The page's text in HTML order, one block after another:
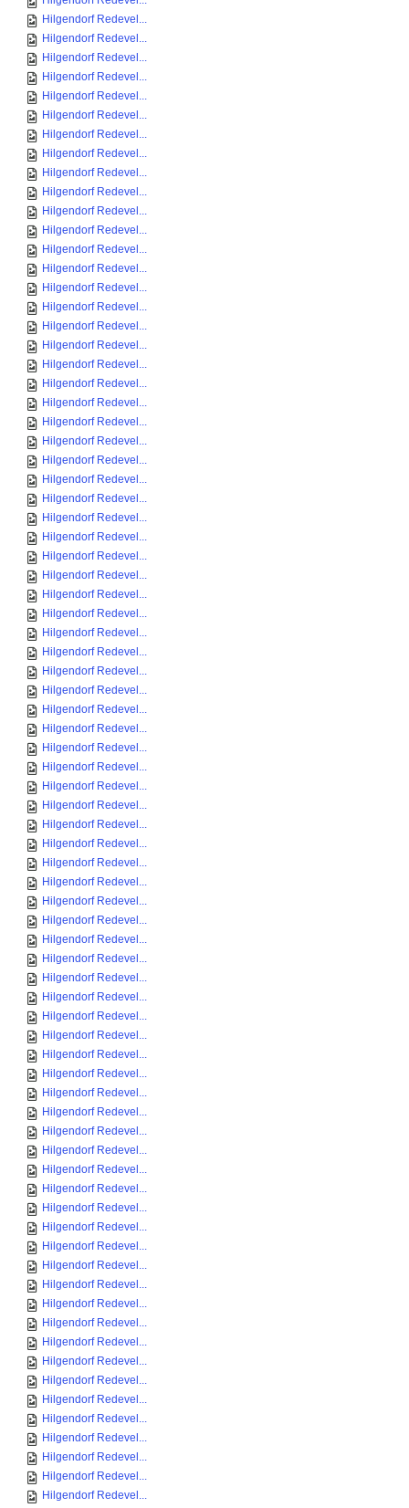
Hilgendorf Redevel...
Hilgendorf Redevel...
Hilgendorf Redevel...
Hilgendorf Redevel...
Hilgendorf Redevel...
Hilgendorf Redevel...
Hilgendorf Redevel...
Hilgendorf Redevel...
Hilgendorf Redevel...
Hilgendorf Redevel...
Hilgendorf Redevel...
Hilgendorf Redevel...
Hilgendorf Redevel...
Hilgendorf Redevel...
Hilgendorf Redevel...
Hilgendorf Redevel...
Hilgendorf Redevel...
Hilgendorf Redevel...
Hilgendorf Redevel...
Hilgendorf Redevel...
Hilgendorf Redevel...
Hilgendorf Redevel...
Hilgendorf Redevel...
Hilgendorf Redevel...
Hilgendorf Redevel...
Hilgendorf Redevel...
Hilgendorf Redevel...
Hilgendorf Redevel...
Hilgendorf Redevel...
Hilgendorf Redevel...
Hilgendorf Redevel...
Hilgendorf Redevel...
Hilgendorf Redevel...
Hilgendorf Redevel...
Hilgendorf Redevel...
Hilgendorf Redevel...
Hilgendorf Redevel...
Hilgendorf Redevel...
Hilgendorf Redevel...
Hilgendorf Redevel...
Hilgendorf Redevel...
Hilgendorf Redevel...
Hilgendorf Redevel...
Hilgendorf Redevel...
Hilgendorf Redevel...
Hilgendorf Redevel...
Hilgendorf Redevel...
Hilgendorf Redevel...
Hilgendorf Redevel...
Hilgendorf Redevel...
Hilgendorf Redevel...
Hilgendorf Redevel...
Hilgendorf Redevel...
Hilgendorf Redevel...
Hilgendorf Redevel...
Hilgendorf Redevel...
Hilgendorf Redevel...
Hilgendorf Redevel...
Hilgendorf Redevel...
Hilgendorf Redevel...
Hilgendorf Redevel...
Hilgendorf Redevel...
Hilgendorf Redevel...
Hilgendorf Redevel...
Hilgendorf Redevel...
Hilgendorf Redevel...
Hilgendorf Redevel...
Hilgendorf Redevel...
Hilgendorf Redevel...
Hilgendorf Redevel...
Hilgendorf Redevel...
Hilgendorf Redevel...
Hilgendorf Redevel...
Hilgendorf Redevel...
Hilgendorf Redevel...
Hilgendorf Redevel...
Hilgendorf Redevel...
Hilgendorf Redevel...